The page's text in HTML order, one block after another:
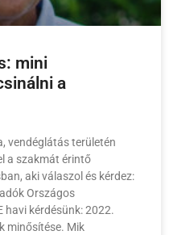
mini
a
vendéglátás területén
a szakmát érintő
aki válaszol és kérdez:
Országos
havi kérdésünk: 2022.
minősítése. Mik